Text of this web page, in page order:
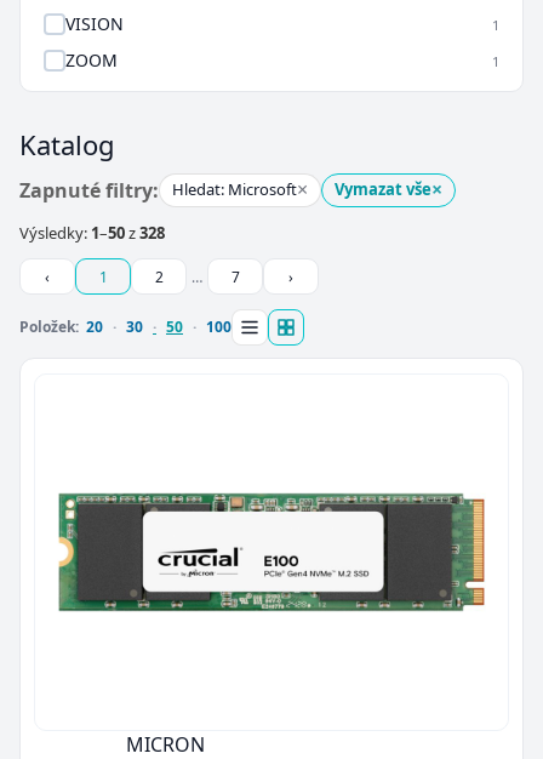
VISION 1
ZOOM 1
Katalog
Zapnuté filtry: Hledat: Microsoft× Vymazat vše×
Výsledky: 1–50z328
‹ 1 2 … 7 ›
Položek: 20 30 50 100
MICRON